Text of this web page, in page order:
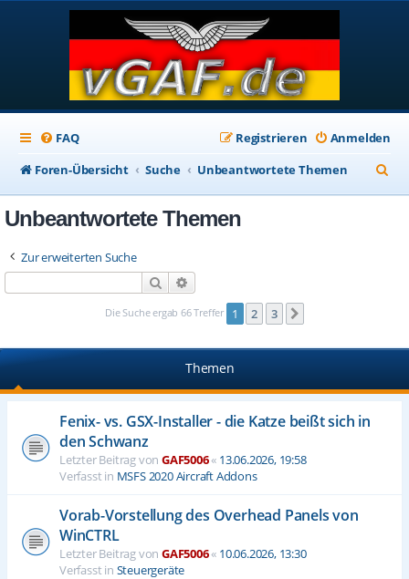
FAQ Anmelden
Registrieren
Foren-Übersicht
Suche Unbeantwortete Themen
u
Unbeantwortete Themen
Zur erweiterten Suche
Suche
Die Suche ergab 66 Treffer 1 2 3
Themen
Fenix- vs. GSX-Installer - die Katze beißt sich in
den Schwanz
Letzter Beitrag von GAF5006« 13.06.2026, 19:58
Verfasst in MSFS 2020 Aircraft Addons
Vorab-Vorstellung des Overhead Panels von
WinCTRL
Letzter Beitrag von GAF5006« 10.06.2026, 13:30
Verfasst in Steuergeräte